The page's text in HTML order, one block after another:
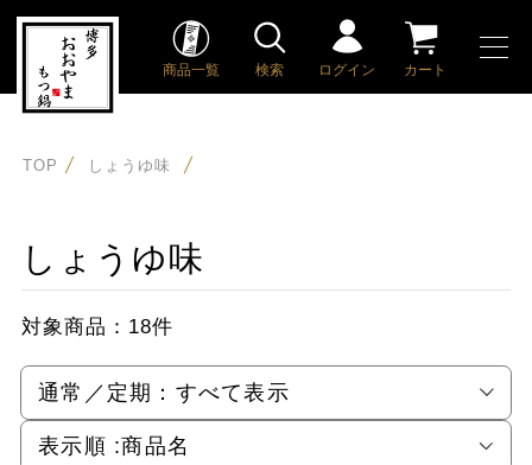
商品一覧 検索 ログイン カート
TOP しょうゆ味
しょうゆ味
対象商品： 18件
通常／定期： すべて表示
表示順 :商品名